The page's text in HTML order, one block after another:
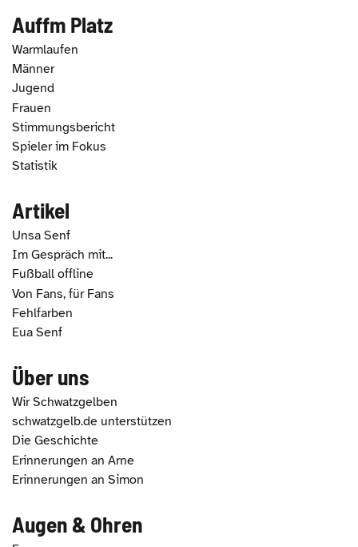
Auffm Platz
Warmlaufen
Männer
Jugend
Frauen
Stimmungsbericht
Spieler im Fokus
Statistik
Artikel
Unsa Senf
Im Gespräch mit...
Fußball offline
Von Fans, für Fans
Fehlfarben
Eua Senf
Über uns
Wir Schwatzgelben
schwatzgelb.de unterstützen
Die Geschichte
Erinnerungen an Arne
Erinnerungen an Simon
Augen & Ohren